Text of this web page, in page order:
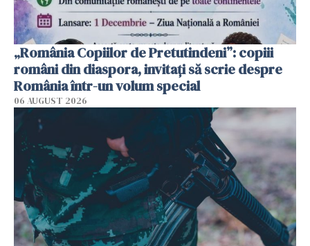
„România Copiilor de Pretutindeni”: copiii
români din diaspora, invitați să scrie despre
România într-un volum special
06 AUGUST 2026